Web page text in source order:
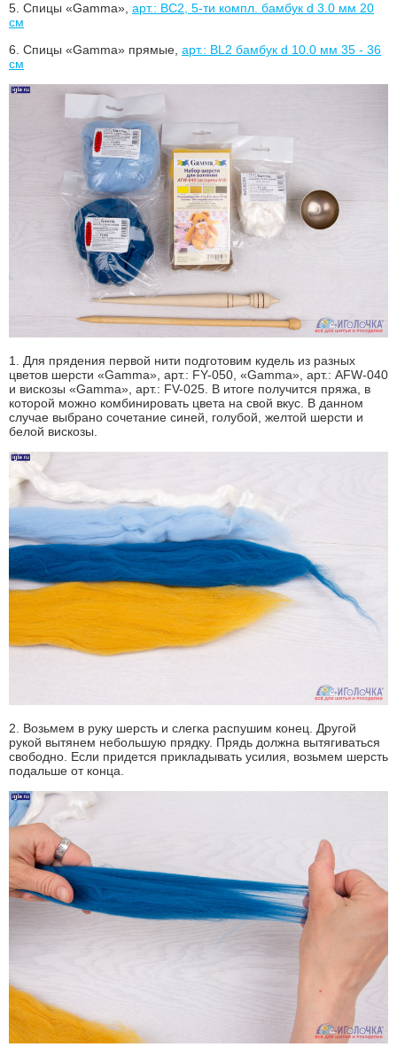
5. Спицы «Gamma», арт.: BC2, 5-ти компл. бамбук d 3.0 мм 20
см
6. Спицы «Gamma» прямые, арт.: BL2 бамбук d 10.0 мм 35 - 36
см
1. Для прядения первой нити подготовим кудель из разных
цветов шерсти «Gamma», арт.: FY-050, «Gamma», арт.: AFW-040
и вискозы «Gamma», арт.: FV-025. В итоге получится пряжа, в
которой можно комбинировать цвета на свой вкус. В данном
случае выбрано сочетание синей, голубой, желтой шерсти и
белой вискозы.
2. Возьмем в руку шерсть и слегка распушим конец. Другой
рукой вытянем небольшую прядку. Прядь должна вытягиваться
свободно. Если придется прикладывать усилия, возьмем шерсть
подальше от конца.